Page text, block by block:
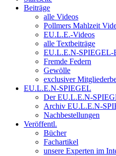
Beiträge
alle Videos
Pollmers Mahlzeit
EU.L.E.-Videos
alle Textbeiträge
EU.L.E.N-SPIEGEL-
Fremde Federn
Gewölle
exclusiver
EU.L.E.N-SPIEGEL
Der EU.L.E.N-
Archiv EU.L.E.N-
Nachbestellungen
Veröffentl.
Bücher
Fachartikel
unsere Experten im